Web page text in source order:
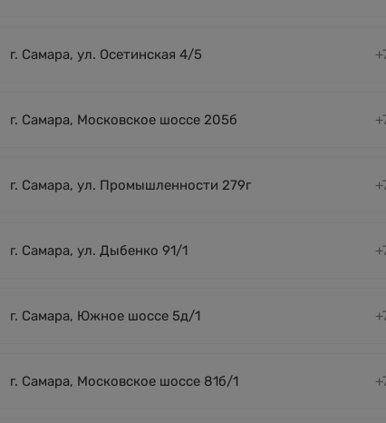
г. Самара, ул. Осетинская 4/5
г. Самара, Московское шоссе 205б
г. Самара, ул. Промышленности 279г
г. Самара, ул. Дыбенко 91/1
г. Самара, Южное шоссе 5д/1
г. Самара, Московское шоссе 81б/1